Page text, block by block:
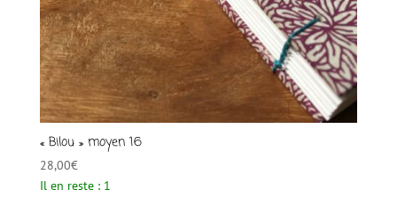
« Bilou » moyen 16
28,00€
Il en reste : 1